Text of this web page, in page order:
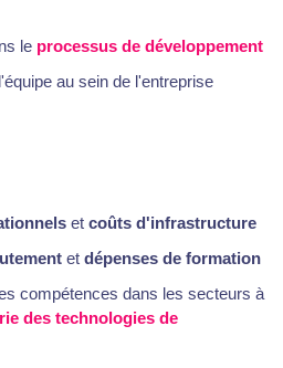
le processus de développement
au sein de l'entreprise
et coûts d'infrastructure
et dépenses de formation
compétences dans les secteurs à
des technologies de